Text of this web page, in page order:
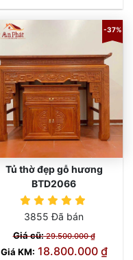
-37%
Tủ thờ đẹp gỗ hương
BTD2066
3855 Đã bán
Giá cũ:29.500.000 ₫
Giá KM: 18.800.000 ₫